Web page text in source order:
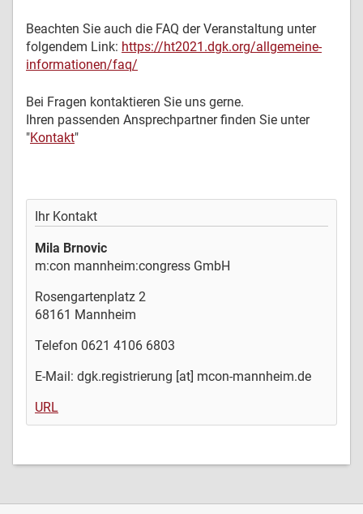
Ihr Kontakt
Mila Brnovic
m:con mannheim:congress GmbH
Rosengartenplatz 2
68161 Mannheim
Telefon 0621 4106 6803
E-Mail: dgk.registrierung [at] mcon-mannheim.de
URL
Beachten Sie auch die FAQ der Veranstaltung unter
folgendem Link: https://ht2021.dgk.org/allgemeine-
informationen/faq/
Bei Fragen kontaktieren Sie uns gerne.
Ihren passenden Ansprechpartner finden Sie unter
"Kontakt"